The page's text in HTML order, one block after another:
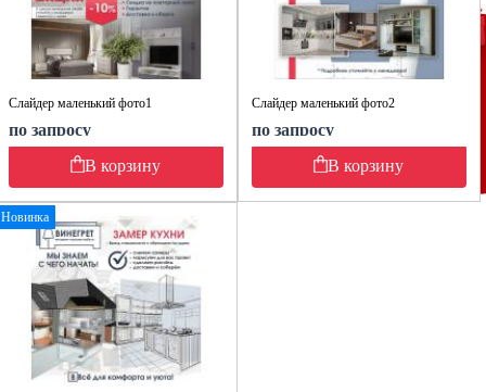
Слайдер маленький фото1
по запросу
В корзину
Слайдер маленький фото2
по запросу
В корзину
Новинка